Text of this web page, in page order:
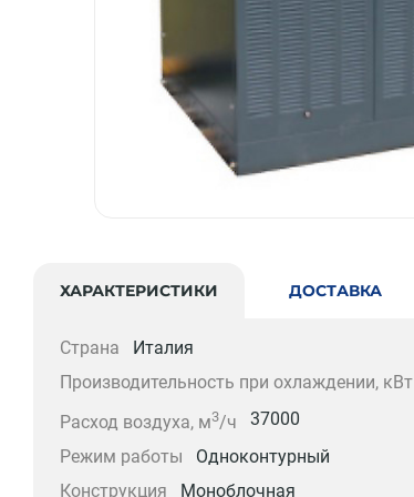
ХАРАКТЕРИСТИКИ ДОСТАВКА
Страна Италия
Производительность при охлаждении, кВт
Расход воздуха, м3/ч 37000
Режим работы
Одноконтурный
Конструкция
Моноблочная